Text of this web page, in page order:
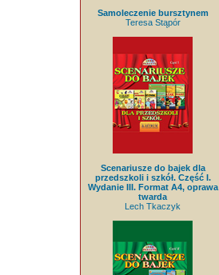
Samoleczenie bursztynem
Teresa Stąpór
Scenariusze do bajek dla
przedszkoli i szkół. Część I.
Wydanie III. Format A4, oprawa
twarda
Lech Tkaczyk